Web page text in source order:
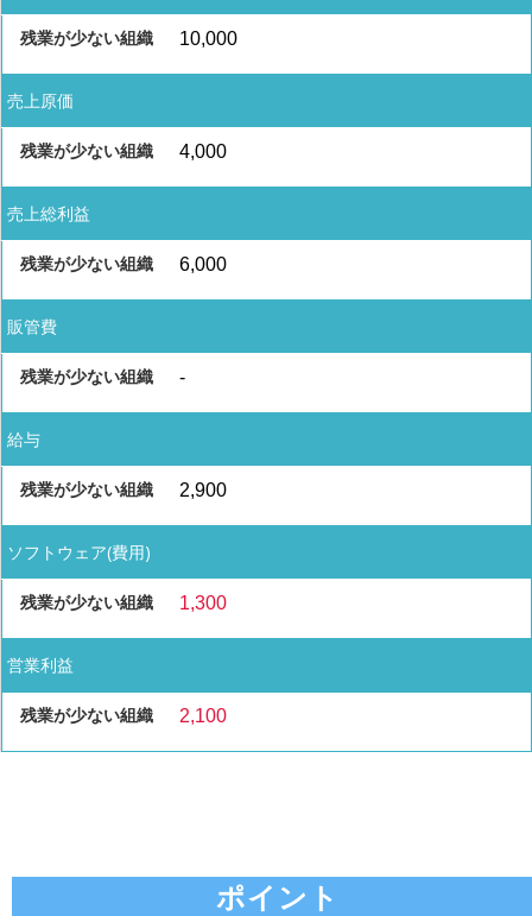
10,000
売上原価
4,000
売上総利益
6,000
販管費
-
給与
2,900
ソフトウェア(費用)
1,300
営業利益
2,100
ポイント